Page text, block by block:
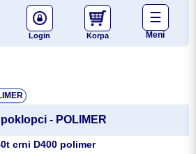
Login Korpa Meni
☰
- POLIMER
crni D400 polimer